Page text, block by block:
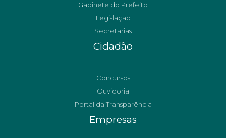
Gabinete do Prefeito
Legislação
Secretarias
Cidadão
Concursos
Ouvidoria
Portal da Transparência
Empresas